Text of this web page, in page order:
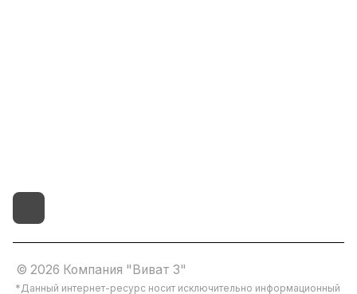
© 2026 Компания "Виват 3"
*Данный интернет-ресурс носит исключительно информационный